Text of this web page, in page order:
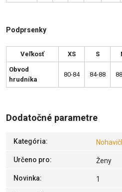
Podprsenky
Veľkosť XS S
Obvod
hrudníka
80-84 84-88
Dodatočné parametre
Kategória:
Určeno pro: Ženy
Novinka: 1